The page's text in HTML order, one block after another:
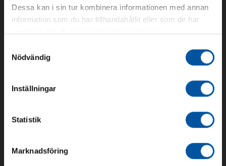
Dessa kan i sin tur kombinera informationen med annan
information som du har tillhandahållit eller som de har
Nödvändig
Inställningar
Statistik
Marknadsföring
Kontakt
Områden